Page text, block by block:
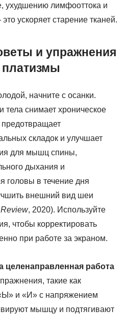
ухудшению лимфооттока и
ускоряет старение тканей.
и упражнения
начните с осанки.
снимает хроническое
складок и улучшает
для мышц спины,
дыхания и
головы в течение дня
внешний вид шеи
, 2020). Используйте
чтобы корректировать
при работе за экраном.
целенаправленная работа
такие как
и «И» с напряжением
мышцу и подтягивают